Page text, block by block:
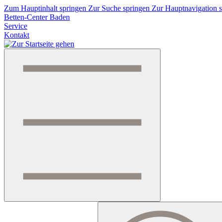
Zum Hauptinhalt springen Zur Suche springen Zur Hauptnavigation
Betten-Center Baden
Service
Kontakt